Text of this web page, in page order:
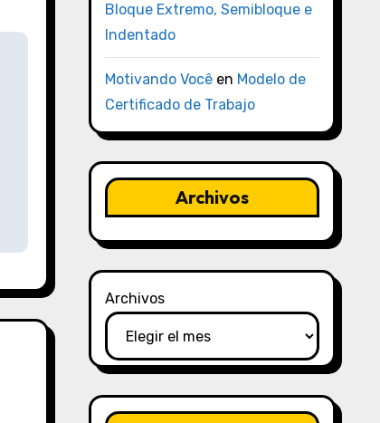
Bloque Extremo, Semibloque e
Indentado
Motivando Vocêen Modelo de
Certificado de Trabajo
Archivos
Archivos